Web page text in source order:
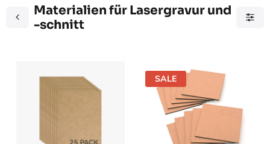
Materialien für Lasergravur und
-schnitt
SALE